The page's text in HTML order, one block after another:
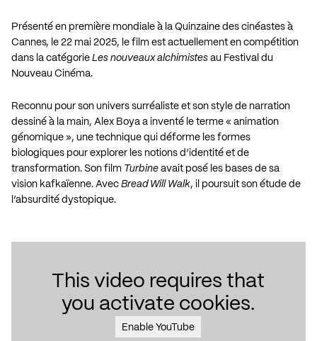
Présenté en première mondiale à la Quinzaine des cinéastes à
Cannes, le 22 mai 2025, le film est actuellement en compétition
dans la catégorie Les nouveaux alchimistes au Festival du
Nouveau Cinéma.
Reconnu pour son univers surréaliste et son style de narration
dessiné à la main, Alex Boya a inventé le terme « animation
génomique », une technique qui déforme les formes
biologiques pour explorer les notions d’identité et de
transformation. Son film Turbine avait posé les bases de sa
vision kafkaïenne. Avec Bread Will Walk, il poursuit son étude de
l’absurdité dystopique.
This video requires that
you activate cookies.
Enable YouTube